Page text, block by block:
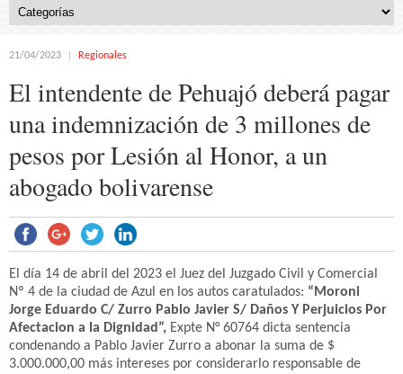
21/04/2023 Regionales
El intendente de Pehuajó deberá pagar
una indemnización de 3 millones de
pesos por Lesión al Honor, a un
abogado bolivarense
El día 14 de abril del 2023 el Juez del Juzgado Civil y Comercial
Nº 4 de la ciudad de Azul en los autos caratulados: “Moroni
Jorge Eduardo C/ Zurro Pablo Javier S/ Daños Y Perjuicios Por
Afectacion a la Dignidad”, Expte N° 60764 dicta sentencia
condenando a Pablo Javier Zurro a abonar la suma de $
3.000.000,00 más intereses por considerarlo responsable de